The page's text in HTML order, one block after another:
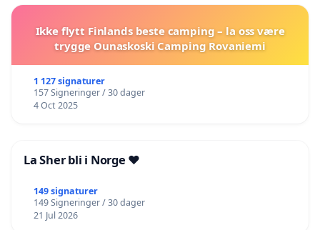
Ikke flytt Finlands beste camping – la oss være
trygge Ounaskoski Camping Rovaniemi
1 127 signaturer
157 Signeringer / 30 dager
4 Oct 2025
La Sher bli i Norge ❤️
149 signaturer
149 Signeringer / 30 dager
21 Jul 2026